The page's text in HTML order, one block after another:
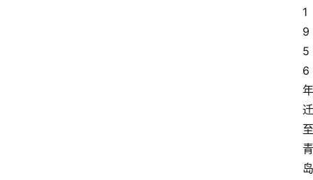
1
9
5
6
年
迁
至
青
岛